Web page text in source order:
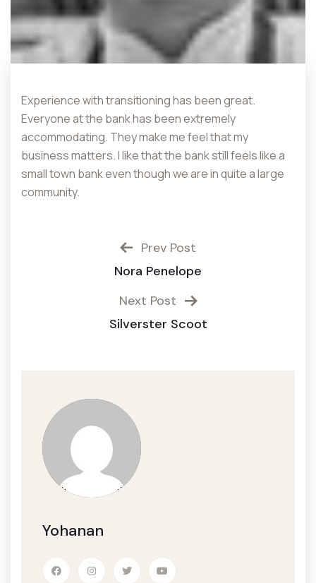
Experience with transitioning has been great.
Everyone at the bank has been extremely
accommodating. They make me feel that my
business matters. I like that the bank still feels like a
small town bank even though we are in quite a large
community.
Prev Post
Nora Penelope
Next Post
Silverster Scoot
Yohanan